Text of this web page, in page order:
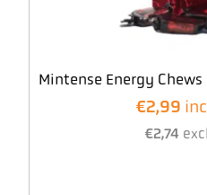
Mintense Energy
€2,99
€2,74